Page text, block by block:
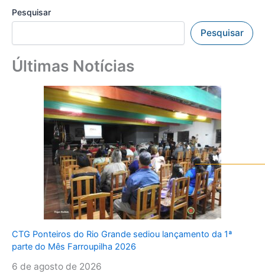
Pesquisar
Pesquisar
Últimas Notícias
CTG Ponteiros do Rio Grande sediou lançamento da 1ª
parte do Mês Farroupilha 2026
6 de agosto de 2026